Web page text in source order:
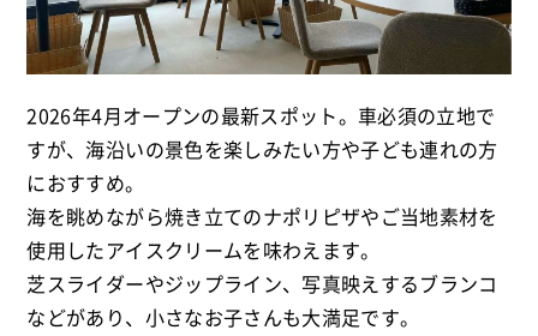
2026年4月オープンの最新スポット。車必須の立地で
すが、海沿いの景色を楽しみたい方や子ども連れの方
におすすめ。
海を眺めながら焼き立てのナポリピザやご当地素材を
使用したアイスクリームを味わえます。
芝スライダーやジップライン、写真映えするブランコ
などがあり、小さなお子さんも大満足です。